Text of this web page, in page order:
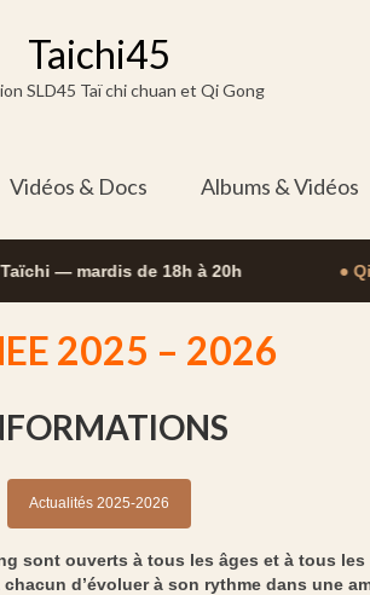
Taichi45
SLD45 Taï chi chuan et Qi Gong
Vidéos & Docs Albums & Vidéos
— mardis de 18h à 20h ● Qi
2025 – 2026
Actualités 2025-2026
sont ouverts à tous les âges et à tous les
d’évoluer à son rythme dans une